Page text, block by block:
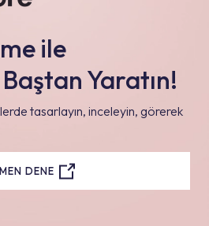
ile
Yaratın!
tasarlayın, inceleyin, görerek
DENE